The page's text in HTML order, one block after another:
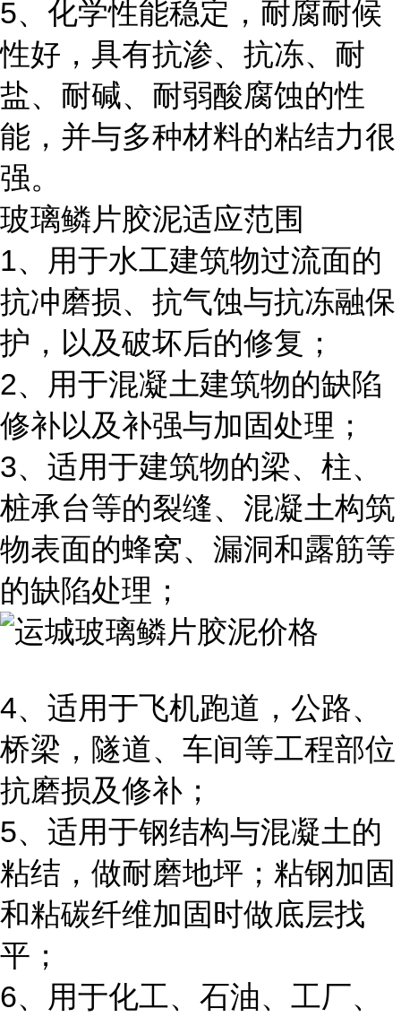
5、化学性能稳定，耐腐耐候
性好，具有抗渗、抗冻、耐
盐、耐碱、耐弱酸腐蚀的性
能，并与多种材料的粘结力很
强。
玻璃鳞片胶泥适应范围
1、用于水工建筑物过流面的
抗冲磨损、抗气蚀与抗冻融保
护，以及破坏后的修复；
2、用于混凝土建筑物的缺陷
修补以及补强与加固处理；
3、适用于建筑物的梁、柱、
桩承台等的裂缝、混凝土构筑
物表面的蜂窝、漏洞和露筋等
的缺陷处理；
4、适用于飞机跑道，公路、
桥梁，隧道、车间等工程部位
抗磨损及修补；
5、适用于钢结构与混凝土的
粘结，做耐磨地坪；粘钢加固
和粘碳纤维加固时做底层找
平；
6、用于化工、石油、工厂、